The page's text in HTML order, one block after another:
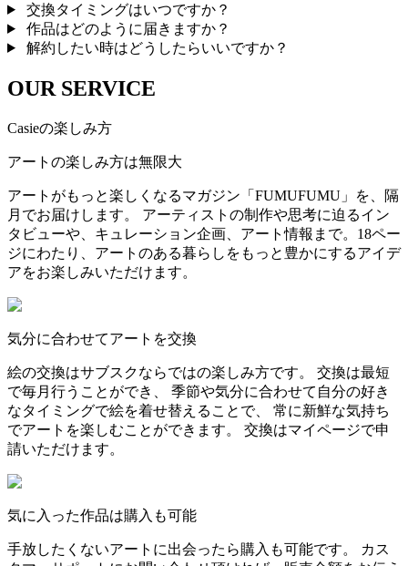
交換タイミングはいつですか？
作品はどのように届きますか？
解約したい時はどうしたらいいですか？
OUR SERVICE
Casieの楽しみ方
アートの楽しみ方は無限大
アートがもっと楽しくなるマガジン「FUMUFUMU」を、隔
月でお届けします。 アーティストの制作や思考に迫るイン
タビューや、キュレーション企画、アート情報まで。18ペー
ジにわたり、アートのある暮らしをもっと豊かにするアイデ
アをお楽しみいただけます。
気分に合わせてアートを交換
絵の交換はサブスクならではの楽しみ方です。 交換は最短
で毎月行うことができ、 季節や気分に合わせて自分の好き
なタイミングで絵を着せ替えることで、 常に新鮮な気持ち
でアートを楽しむことができます。 交換はマイページで申
請いただけます。
気に入った作品は購入も可能
手放したくないアートに出会ったら購入も可能です。 カス